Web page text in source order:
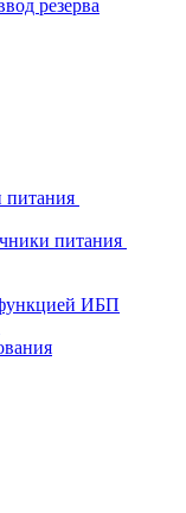
резерва
питания
питания
ИБП